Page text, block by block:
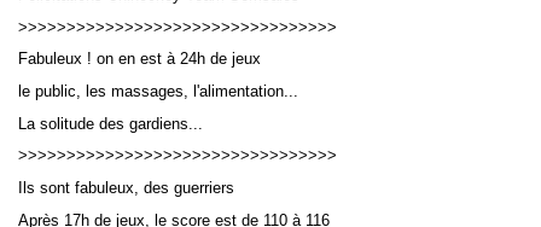
Archives
recherche
messages récents
>>>>>>>>>>>>>>>>>>>>>>>>>>>>>>>>>
Fabuleux ! on en est à 24h de jeux
le public, les massages, l'alimentation...
La solitude des gardiens...
>>>>>>>>>>>>>>>>>>>>>>>>>>>>>>>>>
Ils sont fabuleux, des guerriers
Après 17h de jeux, le score est de 110 à 116